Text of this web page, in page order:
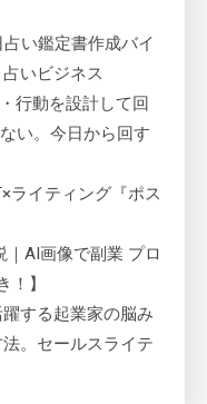
い鑑定書作成バイ
いビジネス
行動を設計して回
い。今日から回す
ライティング『ポス
｜AI画像で副業 プロ
】
する起業家の脳み
。セールスライテ